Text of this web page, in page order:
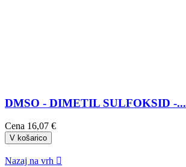
DMSO - DIMETIL SULFOKSID -...
Cena 16,07 €
V košarico
Nazaj na vrh 